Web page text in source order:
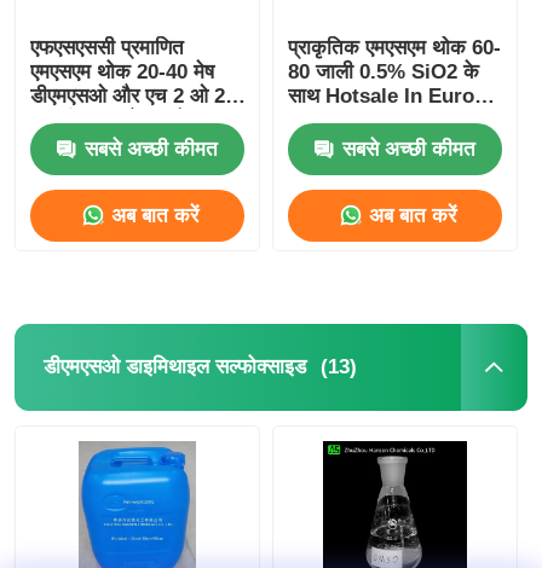
एफएसएससी प्रमाणित
एमएसएम थोक 20-40 मेष
डीएमएसओ और एच 2 ओ 2
ऑक्सीकरण और संश्लेषण
एमएसएमसबसे अच्छी कीमत
अब बात करें
प्राकृतिक एमएसएम थोक 60-
80 जाली 0.5% SiO2 के
साथ Hotsale In Europe
Suitalle For
Sportsmanसबसे अच्छी कीमत
अब बात करें
डीएमएसओ डाइमिथाइल सल्फोक्साइड (13)